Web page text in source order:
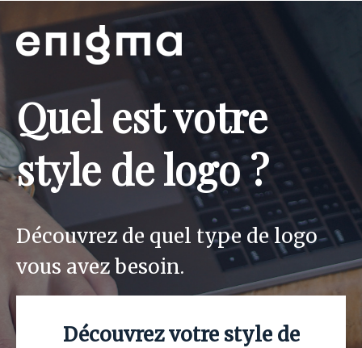
Quel est votre
style de logo ?
Découvrez de quel type de logo
vous avez besoin.
Découvrez votre style de